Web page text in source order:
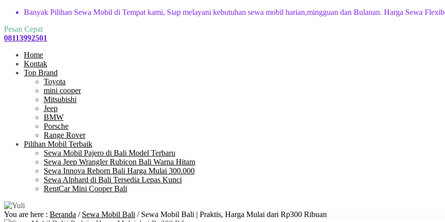
Banyak Pilihan Sewa Mobil di Tempat kami, Siap melayani kebutuhan sewa mobil harian,mingguan dan Bulanan. Harga Sewa
Pesan Cepat
08113992501
Home
Kontak
Top Brand
Toyota
mini cooper
Mitsubishi
Jeep
BMW
Porsche
Range Rover
Pilihan Mobil Terbaik
Sewa Mobil Pajero di Bali Model Terbaru
Sewa Jeep Wrangler Rubicon Bali Warna Hitam
Sewa Innova Reborn Bali Harga Mulai 300.000
Sewa Alphard di Bali Tersedia Lepas Kunci
RentCar Mini Cooper Bali
You are here : Beranda / Sewa Mobil Bali / Sewa Mobil Bali | Praktis, Harga Mulai dari Rp300 Ribuan